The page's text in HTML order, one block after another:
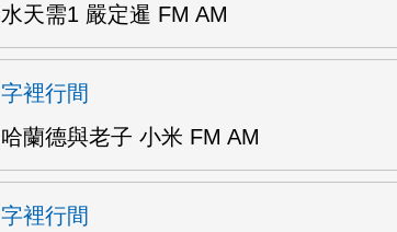
水天需1 嚴定暹 FM AM
字裡行間
哈蘭德與老子 小米 FM AM
字裡行間